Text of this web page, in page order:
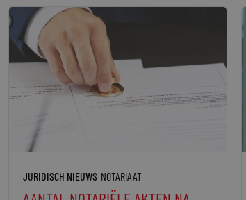
JURIDISCH NIEUWS NOTARIAAT